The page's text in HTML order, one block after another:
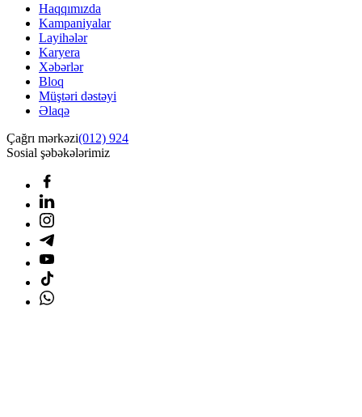
Haqqımızda
Kampaniyalar
Layihələr
Karyera
Xəbərlər
Bloq
Müştəri dəstəyi
Əlaqə
Çağrı mərkəzi(012) 924
Sosial şəbəkələrimiz